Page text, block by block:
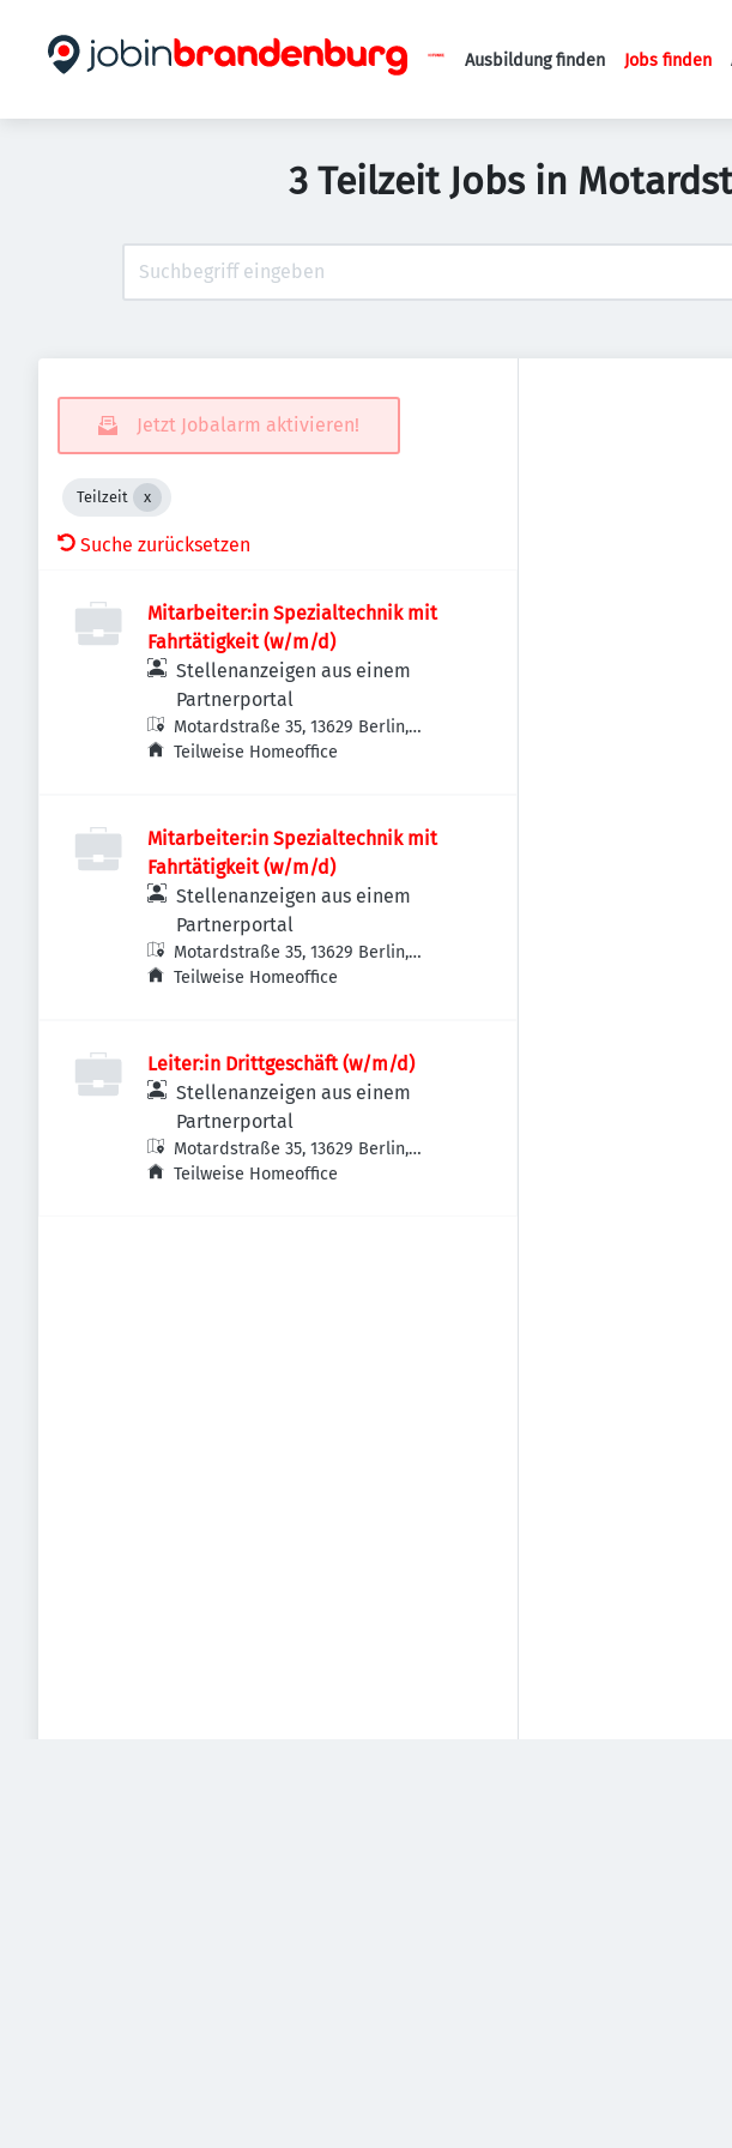
Ausbildung finden Jobs finden
3 Teilzeit Jobs in
Jetzt Jobalarm aktivieren!
Teilzeit
Suche zurücksetzen
Mitarbeiter:in Spezialtechnik mit
Fahrtätigkeit (w/m/d)
Stellenanzeigen aus einem
Partnerportal
Motardstraße 35, 13629 Berlin,
Deutschland
Teilweise Homeoffice
Mitarbeiter:in Spezialtechnik mit
Fahrtätigkeit (w/m/d)
Stellenanzeigen aus einem
Partnerportal
Motardstraße 35, 13629 Berlin,
Deutschland
Teilweise Homeoffice
Leiter:in Drittgeschäft (w/m/d)
Stellenanzeigen aus einem
Partnerportal
Motardstraße 35, 13629 Berlin,
Deutschland
Teilweise Homeoffice